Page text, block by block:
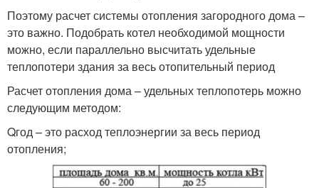
Поэтому расчет системы отопления загородного дома –
это важно. Подобрать котел необходимой мощности
можно, если параллельно высчитать удельные
теплопотери здания за весь отопительный период
Расчет отопления дома – удельных теплопотерь можно
следующим методом:
Qгод – это расход теплоэнергии за весь период
отопления;